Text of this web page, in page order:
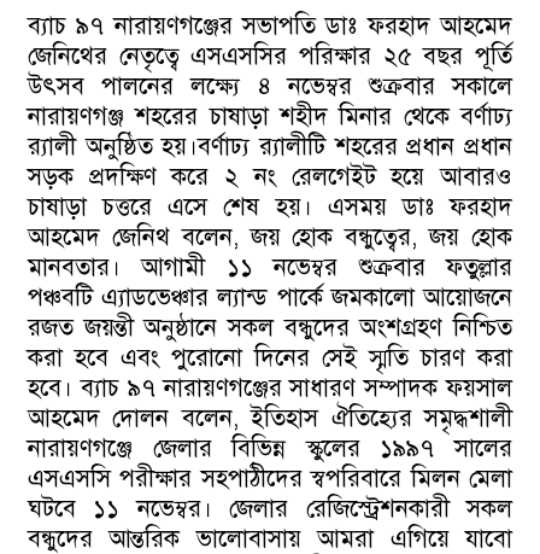
ব্যাচ ৯৭ নারায়ণগঞ্জের সভাপতি ডাঃ ফরহাদ আহমেদ
জেনিথের নেতৃত্বে এসএসসির পরিক্ষার ২৫ বছর পূর্তি
উৎসব পালনের লক্ষ্যে ৪ নভেম্বর শুক্রবার সকালে
নারায়ণগঞ্জ শহরের চাষাড়া শহীদ মিনার থেকে বর্ণাঢ্য
র‌্যালী অনুষ্ঠিত হয়।বর্ণাঢ্য র‌্যালীটি শহরের প্রধান প্রধান
সড়ক প্রদক্ষিণ করে ২ নং রেলগেইট হয়ে আবারও
চাষাড়া চত্তরে এসে শেষ হয়। এসময় ডাঃ ফরহাদ
আহমেদ জেনিথ বলেন, জয় হোক বন্ধুত্বের, জয় হোক
মানবতার। আগামী ১১ নভেম্বর শুক্রবার ফতুল্লার
পঞ্চবটি এ্যাডভেঞ্চার ল্যান্ড পার্কে জমকালো আয়োজনে
রজত জয়ন্তী অনুষ্ঠানে সকল বন্ধুদের অংশগ্রহণ নিশ্চিত
করা হবে এবং পুরোনো দিনের সেই স্মৃতি চারণ করা
হবে। ব্যাচ ৯৭ নারায়ণগঞ্জের সাধারণ সম্পাদক ফয়সাল
আহমেদ দোলন বলেন, ইতিহাস ঐতিহ্যের সমৃদ্ধশালী
নারায়ণগঞ্জে জেলার বিভিন্ন স্কুলের ১৯৯৭ সালের
এসএসসি পরীক্ষার সহপাঠীদের স্বপরিবারে মিলন মেলা
ঘটবে ১১ নভেম্বর। জেলার রেজিস্ট্রেশনকারী সকল
বন্ধুদের আন্তরিক ভালোবাসায় আমরা এগিয়ে যাবো